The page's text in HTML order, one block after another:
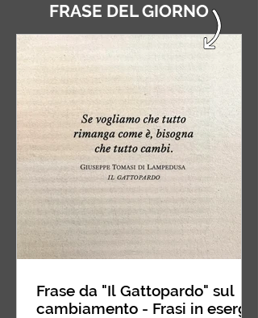
FRASE DEL GIORNO
Frase da "Il Gattopardo" sul
cambiamento - Frasi in esergo